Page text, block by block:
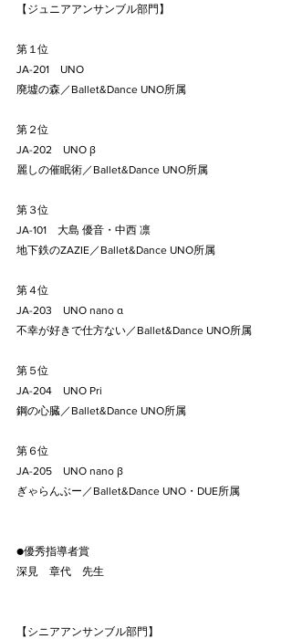
【ジュニアアンサンブル部門】
第１位
JA-201    UNO
廃墟の森／Ballet&Dance UNO所属
第２位
JA-202    UNO β
麗しの催眠術／Ballet&Dance UNO所属
第３位
JA-101    大島 優音・中西 凛
地下鉄のZAZIE／Ballet&Dance UNO所属
第４位
JA-203    UNO nano α
不幸が好きで仕方ない／Ballet&Dance UNO所属
第５位
JA-204    UNO Pri
鋼の心臓／Ballet&Dance UNO所属
第６位
JA-205    UNO nano β
ぎゃらんぶー／Ballet&Dance UNO・DUE所属
●優秀指導者賞
深見　章代　先生
【シニアアンサンブル部門】